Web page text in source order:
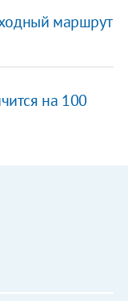
маршрут
на 100